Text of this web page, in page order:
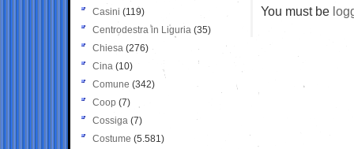
You must be
Casini (119)
Centrodestra in Liguria (35)
Chiesa (276)
Cina (10)
Comune (342)
Coop (7)
Cossiga (7)
Costume (5.581)